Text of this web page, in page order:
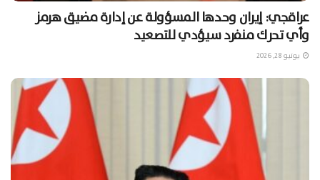
عراقجي: إيران وحدها المسؤولة عن إدارة مضيق هرمز
وأي تحرك منفرد سيؤدي للتصعيد
يونيو 28, 2026